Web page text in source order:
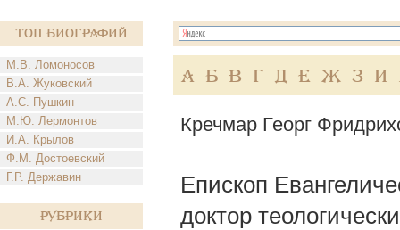
Топ Биографий
М.В. Ломоносов
В.А. Жуковский
А.С. Пушкин
М.Ю. Лермонтов
И.А. Крылов
Ф.М. Достоевский
Г.Р. Державин
Рубрики
А Б В Г Д Е Ж З И
Кречмар Георг
Епископ
доктор